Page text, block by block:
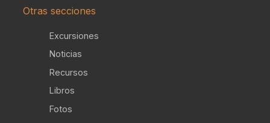
Otras secciones
Excursiones
Noticias
Recursos
Libros
Fotos